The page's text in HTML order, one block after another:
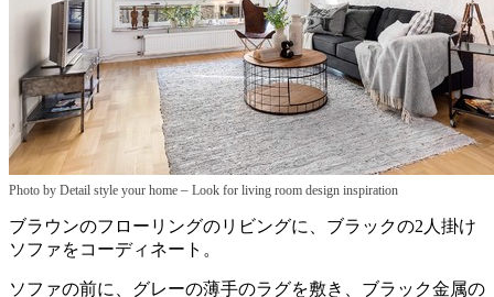
Photo by Detail style your home – Look for living room design inspiration
ブラウンのフローリングのリビングに、ブラックの2人掛け
ソファをコーディネート。
ソファの前に、グレーの薄手のラグを敷き、ブラック金属の